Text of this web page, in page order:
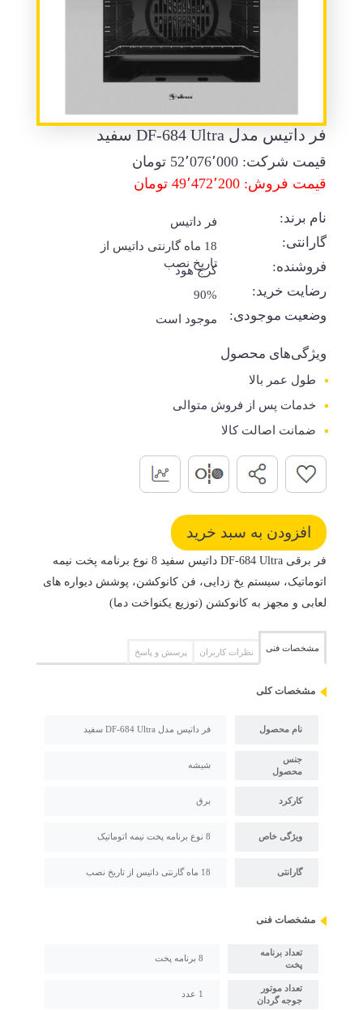
فر داتیس مدل DF-684 Ultra سفید
قیمت شرکت: 52٬076٬000 تومان
قیمت فروش: 49٬472٬200 تومان
نام برند: فر داتیس
گارانتی:
18 ماه گارنتی داتیس از
تاریخ نصب
فروشنده: کرج هود
رضایت خرید: 90%
وضعیت موجودی: موجود است
ویژگی‌های محصول
طول عمر بالا
خدمات پس از فروش متوالی
ضمانت اصالت کالا
فر برقی DF-684 Ultra داتیس سفید 8 نوع برنامه پخت نیمه
اتوماتیک، سیستم یخ زدایی، فن کانوکشن، پوشش دیواره های
لعابی و مجهز به کانوکشن (توزیع یکنواخت دما)
مشخصات فنی نظرات کاربران پرسش و پاسخ
مشخصات کلی
نام محصول فر داتیس مدل DF-684 Ultra سفید
جنس
محصول
شیشه
کارکرد برق
ویژگی خاص 8 نوع برنامه پخت نیمه اتوماتیک
گارانتی 18 ماه گارنتی داتیس از تاریخ نصب
مشخصات فنی
تعداد برنامه
پخت
8 برنامه پخت
تعداد موتور
جوجه گردان
1 عدد